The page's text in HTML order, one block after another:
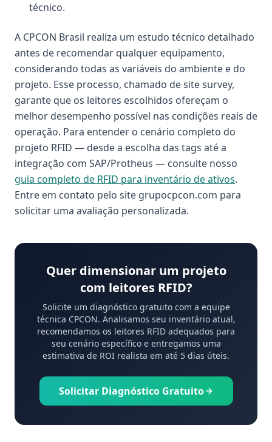
técnico.
A CPCON Brasil realiza um estudo técnico detalhado
antes de recomendar qualquer equipamento,
considerando todas as variáveis do ambiente e do
projeto. Esse processo, chamado de site survey,
garante que os leitores escolhidos ofereçam o
melhor desempenho possível nas condições reais de
operação. Para entender o cenário completo do
projeto RFID — desde a escolha das tags até a
integração com SAP/Protheus — consulte nosso
guia completo de RFID para inventário de ativos.
Entre em contato pelo site grupocpcon.com para
solicitar uma avaliação personalizada.
Quer dimensionar um projeto
com leitores RFID?
Solicite um diagnóstico gratuito com a equipe
técnica CPCON. Analisamos seu inventário atual,
recomendamos os leitores RFID adequados para
seu cenário específico e entregamos uma
estimativa de ROI realista em até 5 dias úteis.
Solicitar Diagnóstico Gratuito